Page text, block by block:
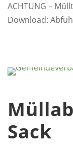
ACHTUNG –
Download:
Sack